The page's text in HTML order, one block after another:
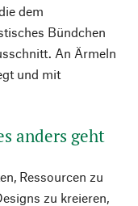
dem
Bündchen
An Ärmeln
und mit
anders geht
Ressourcen zu
zu kreieren,